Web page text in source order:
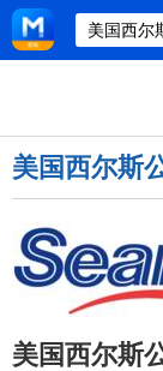
美国西尔斯
美国西尔斯